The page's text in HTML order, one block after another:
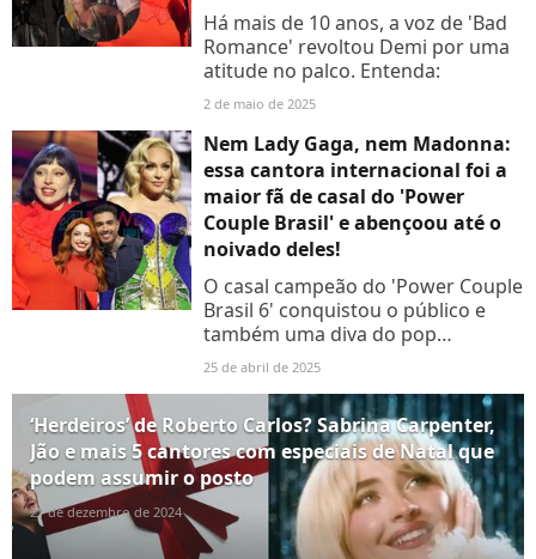
Há mais de 10 anos, a voz de 'Bad
Romance' revoltou Demi por uma
atitude no palco. Entenda:
2 de maio de 2025
Nem Lady Gaga, nem Madonna:
essa cantora internacional foi a
maior fã de casal do 'Power
Couple Brasil' e abençoou até o
noivado deles!
O casal campeão do 'Power Couple
Brasil 6' conquistou o público e
também uma diva do pop
internacional. Spoiler: ela estava no
Rock in Rio no momento do
pedido!
25 de abril de 2025
‘Herdeiros’ de Roberto Carlos? Sabrina Carpenter,
Jão e mais 5 cantores com especiais de Natal que
podem assumir o posto
21 de dezembro de 2024